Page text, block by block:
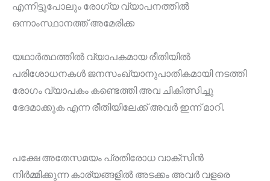
എന്നിട്ടുപോലും രോഗ്യ വ്യാപനത്തിൽ
ഒന്നാംസ്ഥാനത്ത് അമേരിക്ക
യഥാർത്ഥത്തിൽ വ്യാപകമായ രീതിയിൽ
പരിശോധനകൾ ജനസംഖ്യാനുപാതികമായി നടത്തി
രോഗം വ്യാപകം കണ്ടെത്തി അവ ചികിത്സിച്ചു
ഭേദമാക്കുക എന്ന രീതിയിലേക്ക് അവർ ഇന്ന് മാറി.
പക്ഷേ അതേസമയം പ്രതിരോധ വാക്സിൻ
നിർമ്മിക്കുന്ന കാര്യങ്ങളിൽ അടക്കം അവർ വളരെ